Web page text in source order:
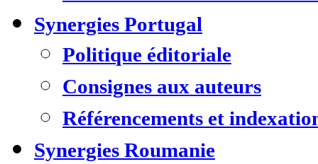
Synergies Portugal
Politique éditoriale
Consignes aux auteurs
Référencements et
Synergies Roumanie